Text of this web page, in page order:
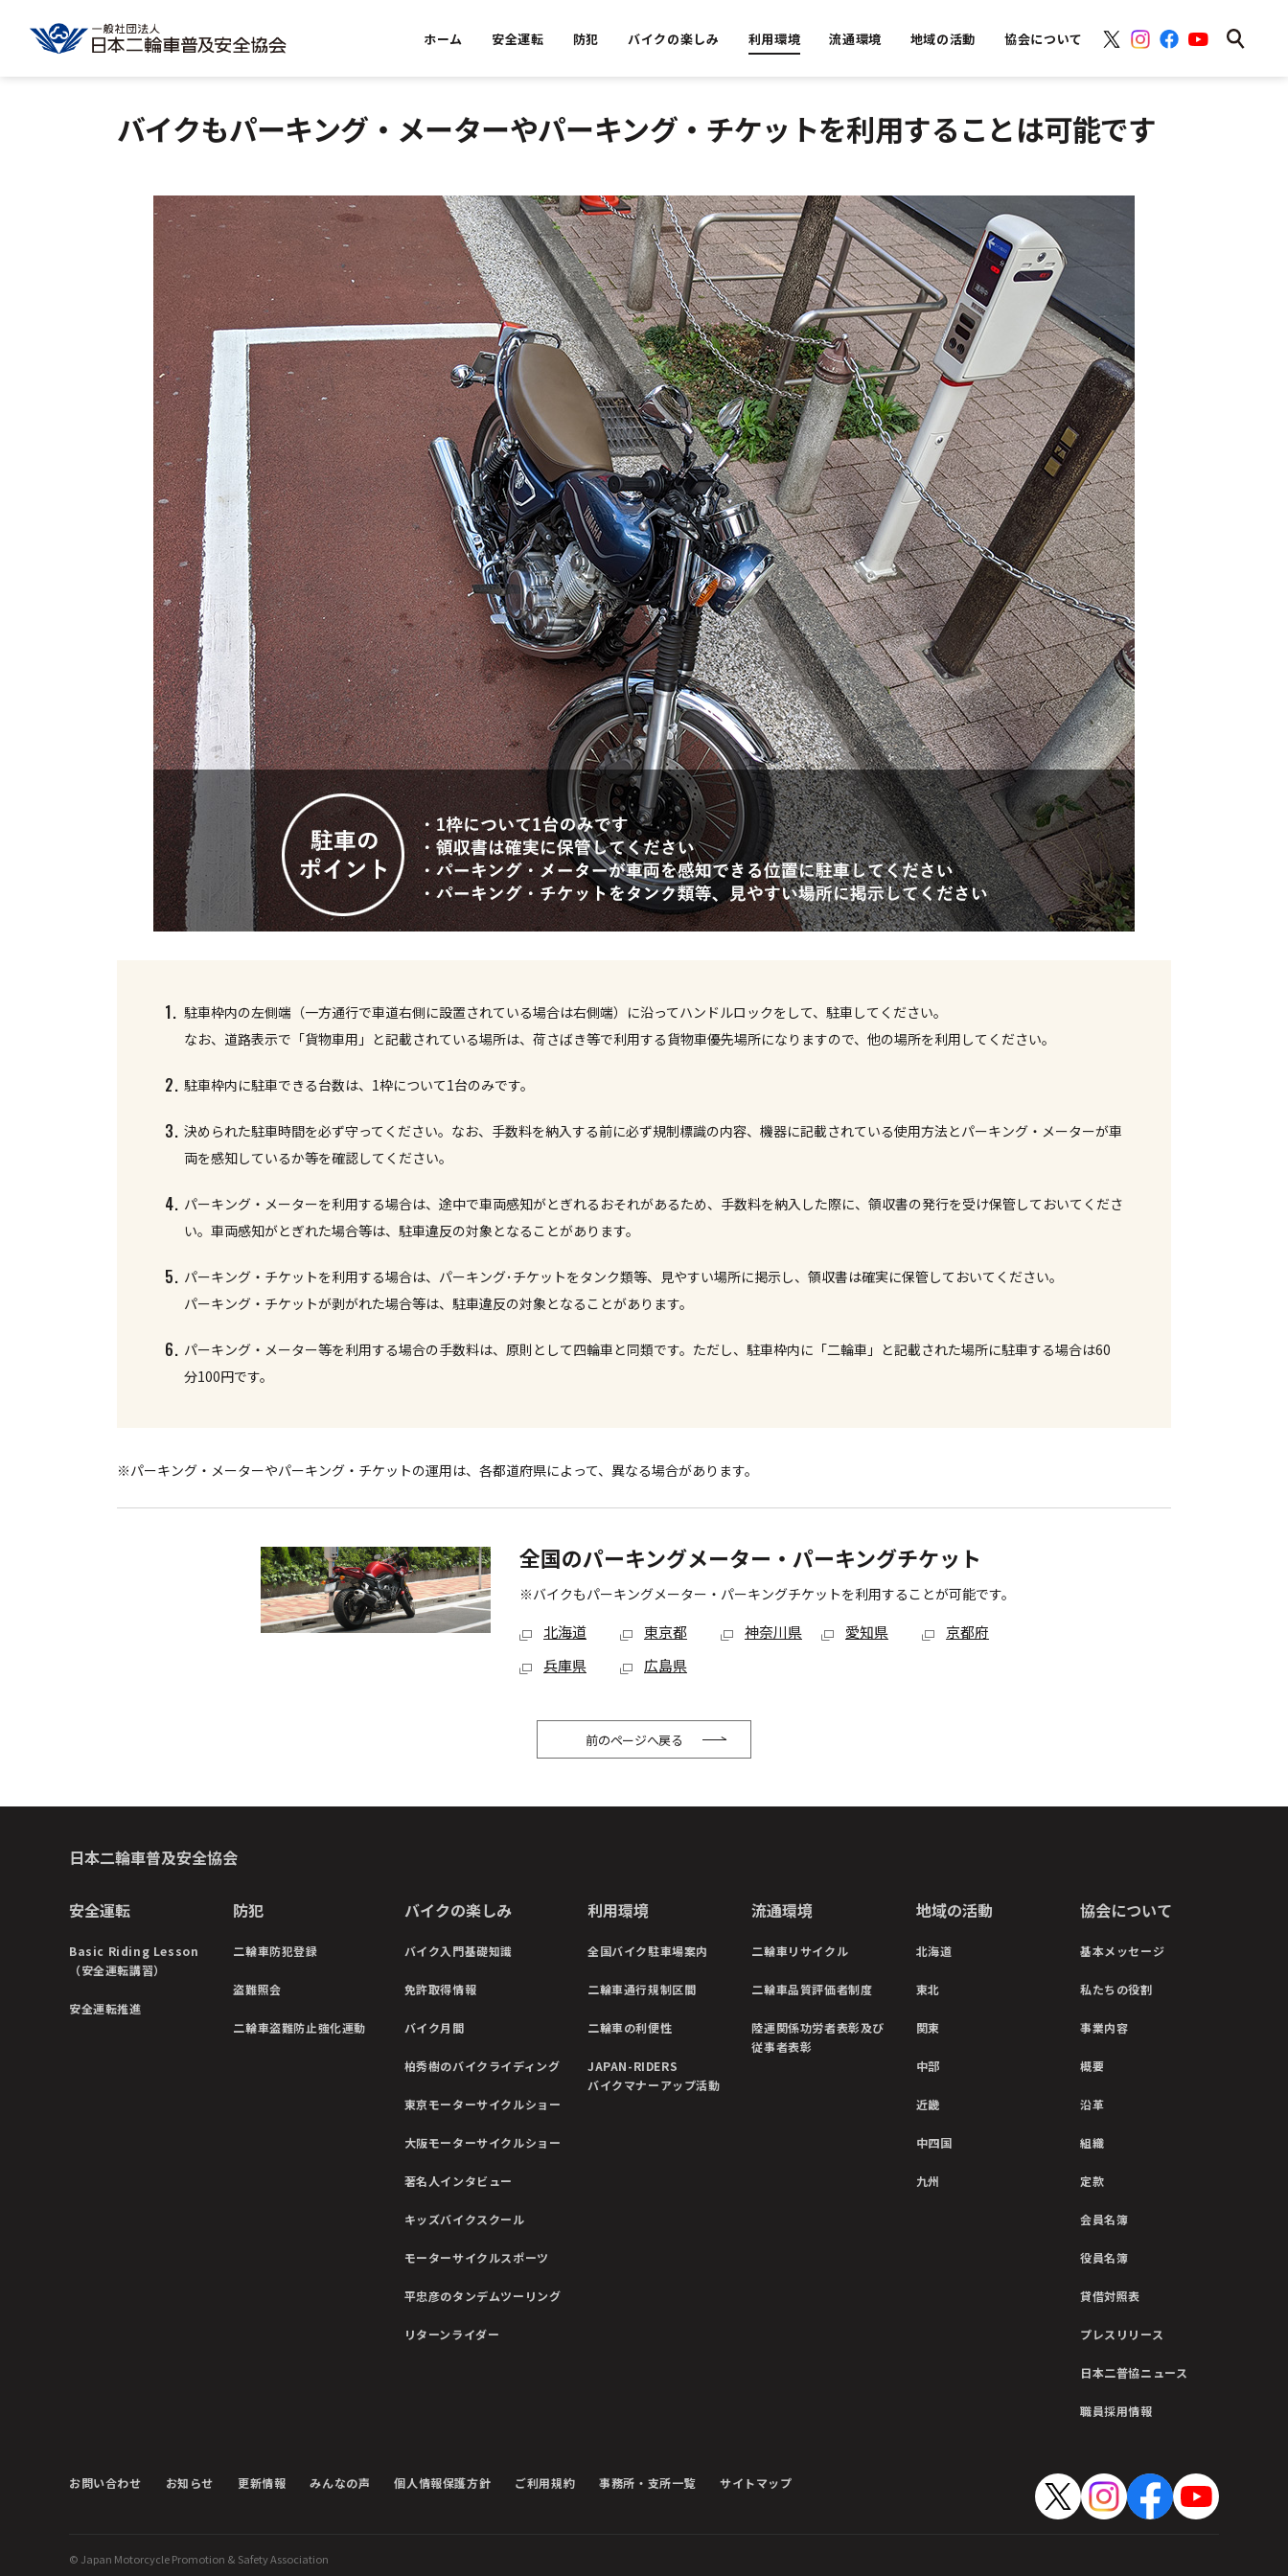
ホーム 安全運転 防犯 バイクの楽しみ 利用環境 流通環境 地域の活動 協会について
バイクもパーキング・メーターやパーキング・チケットを利用することは可能です
1. 駐車枠内の左側端（一方通行で車道右側に設置されている場合は右側端）に沿ってハンドルロックをして、駐車してください。
なお、道路表示で「貨物車用」と記載されている場所は、荷さばき等で利用する貨物車優先場所になりますので、他の場所を利用してください。
2. 駐車枠内に駐車できる台数は、1枠について1台のみです。
3. 決められた駐車時間を必ず守ってください。なお、手数料を納入する前に必ず規制標識の内容、機器に記載されている使用方法とパーキング・メーターが車
両を感知しているか等を確認してください。
4. パーキング・メーターを利用する場合は、途中で車両感知がとぎれるおそれがあるため、手数料を納入した際に、領収書の発行を受け保管しておいてくださ
い。車両感知がとぎれた場合等は、駐車違反の対象となることがあります。
5. パーキング・チケットを利用する場合は、パーキング･チケットをタンク類等、見やすい場所に掲示し、領収書は確実に保管しておいてください。
パーキング・チケットが剥がれた場合等は、駐車違反の対象となることがあります。
6. パーキング・メーター等を利用する場合の手数料は、原則として四輪車と同類です。ただし、駐車枠内に「二輪車」と記載された場所に駐車する場合は60
分100円です。
※パーキング・メーターやパーキング・チケットの運用は、各都道府県によって、異なる場合があります。
全国のパーキングメーター・パーキングチケット
※バイクもパーキングメーター・パーキングチケットを利用することが可能です。
北海道 東京都 神奈川県 愛知県
京都府
兵庫県
広島県
前のページへ戻る
日本二輪車普及安全協会
安全運転
Basic Riding Lesson
（安全運転講習）
安全運転推進
防犯
二輪車防犯登録
盗難照会
二輪車盗難防止強化運動
バイクの楽しみ
バイク入門基礎知識
免許取得情報
バイク月間
柏秀樹のバイクライディング
東京モーターサイクルショー
大阪モーターサイクルショー
著名人インタビュー
キッズバイクスクール
モーターサイクルスポーツ
平忠彦のタンデムツーリング
リターンライダー
利用環境
全国バイク駐車場案内
二輪車通行規制区間
二輪車の利便性
JAPAN-RIDERS
バイクマナーアップ活動
流通環境
二輪車リサイクル
二輪車品質評価者制度
陸運関係功労者表彰及び
従事者表彰
地域の活動
北海道
東北
関東
中部
近畿
中四国
九州
協会について
基本メッセージ
私たちの役割
事業内容
概要
沿革
組織
定款
会員名簿
役員名簿
貸借対照表
プレスリリース
日本二普協ニュース
職員採用情報
お問い合わせ お知らせ 更新情報 みんなの声 個人情報保護方針 ご利用規約 事務所・支所一覧 サイトマップ
© Japan Motorcycle Promotion & Safety Association